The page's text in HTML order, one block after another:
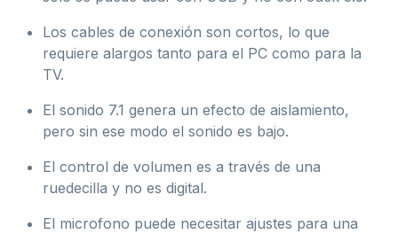
Los cables de conexión son cortos, lo que
requiere alargos tanto para el PC como para la
TV.
El sonido 7.1 genera un efecto de aislamiento,
pero sin ese modo el sonido es bajo.
El control de volumen es a través de una
ruedecilla y no es digital.
El microfono puede necesitar ajustes para una